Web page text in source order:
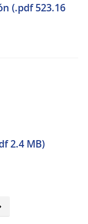
(.pdf 523.16
2.4 MB)